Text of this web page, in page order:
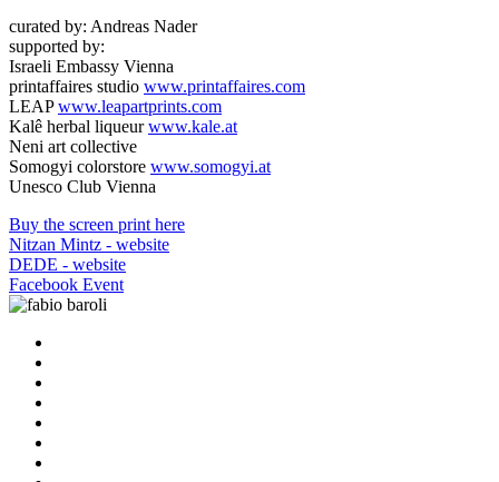
curated by: Andreas Nader
supported by:
Israeli Embassy Vienna
printaffaires studio www.printaffaires.com
LEAPwww.leapartprints.com
Kalê herbal liqueurwww.kale.at
Neni art collective
Somogyi colorstore www.somogyi.at
Unesco Club Vienna
Buy the screen print here
Nitzan Mintz - website
DEDE - website
Facebook Event